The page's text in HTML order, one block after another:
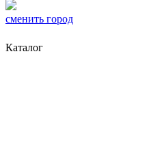
сменить город
Каталог